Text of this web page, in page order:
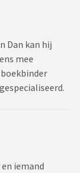
Dan kan hij
mee
iemand